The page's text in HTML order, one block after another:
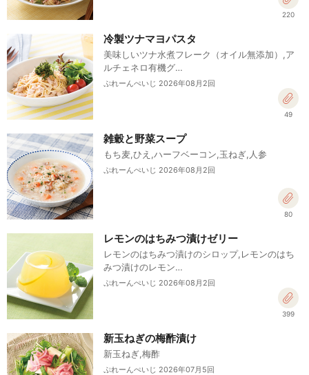
220
冷製ツナマヨパスタ
美味しいツナ水煮フレーク（オイル無添加）,ア
ルチェネロ有機グ…
ぷれーんぺいじ 2026年08月2回
49
雑穀と野菜スープ
もち麦,ひえ,ハーフベーコン,玉ねぎ,人参
ぷれーんぺいじ 2026年08月2回
80
レモンのはちみつ漬けゼリー
レモンのはちみつ漬けのシロップ,レモンのはち
みつ漬けのレモン…
ぷれーんぺいじ 2026年08月2回
399
新玉ねぎの梅酢漬け
新玉ねぎ,梅酢
ぷれーんぺいじ 2026年07月5回